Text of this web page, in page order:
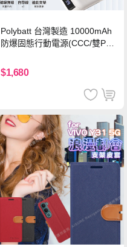
Polybatt 台灣製造 10000mAh
防爆固態行動電源(CCC/雙PD
$1,680